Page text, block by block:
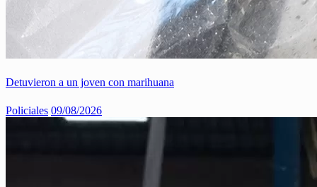
Detuvieron a un joven con marihuana
Policiales 09/08/2026